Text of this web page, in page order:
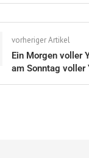
vorheriger Artikel
Ein Morgen voller
am Sonntag voller